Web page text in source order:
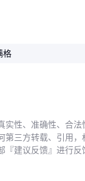
格
实性、准确性、合法
三方转载、引用，
建议反馈』进行反